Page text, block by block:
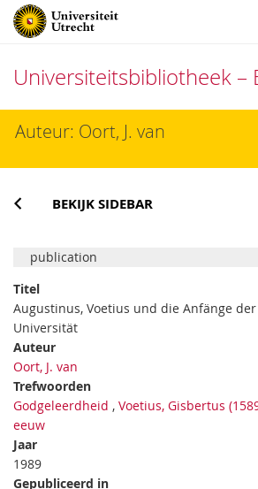
Universiteitsbibliotheek –
naarAuteur: Oort, J. van
BEKIJK SIDEBAR
publication
Titel
Augustinus, Voetius und die Anfänge
Universität
Auteur
Oort, J. van
Trefwoorden
Godgeleerdheid , Voetius, Gisbertus
eeuw
Jaar
1989
Gepubliceerd in